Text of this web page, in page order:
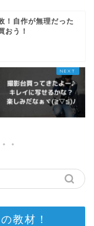
！自作が無理だった
おう！
教材！